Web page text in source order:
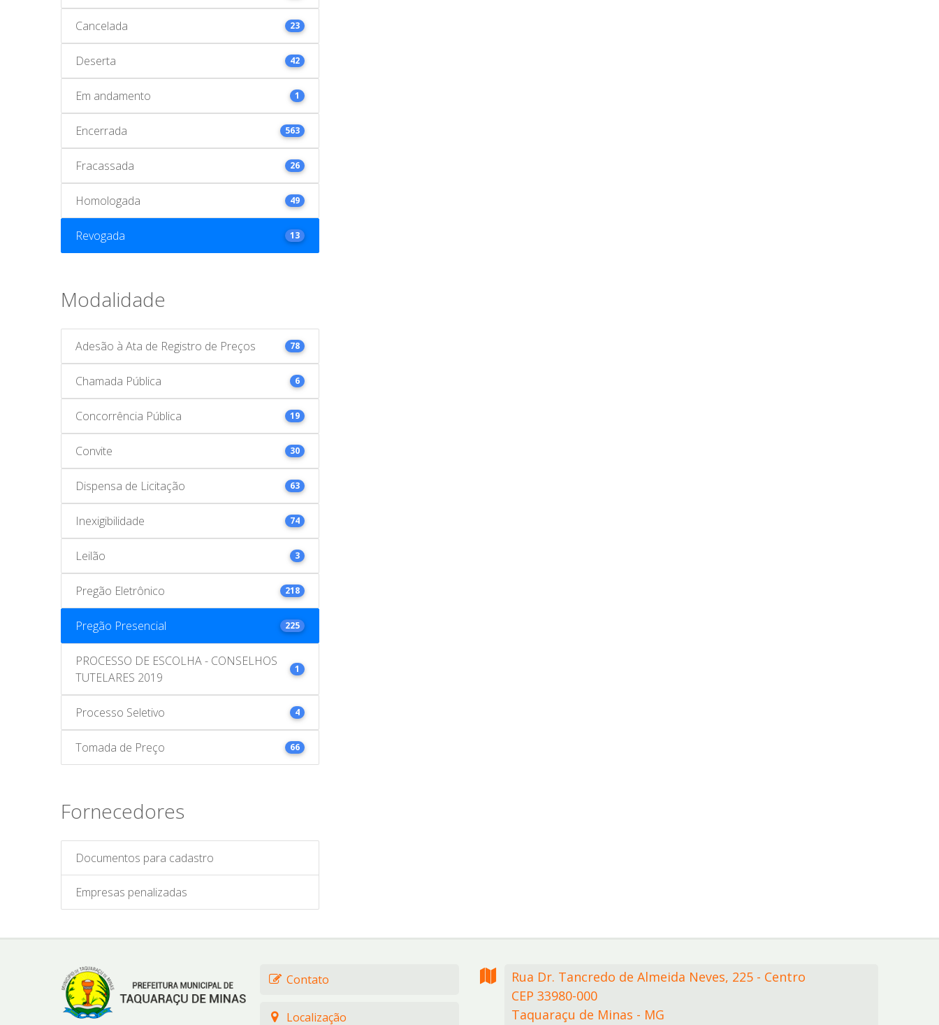
Cancelada 23
Deserta 42
Em andamento 1
Encerrada 563
Fracassada 26
Homologada 49
Revogada 13
Modalidade
Adesão à Ata de Registro de Preços 78
Chamada Pública 6
Concorrência Pública 19
Convite 30
Dispensa de Licitação 63
Inexigibilidade 74
Leilão 3
Pregão Eletrônico 218
Pregão Presencial 225
PROCESSO DE ESCOLHA - CONSELHOS
TUTELARES 2019
1
Processo Seletivo 4
Tomada de Preço 66
Fornecedores
Documentos para cadastro
Empresas penalizadas
Contato
Localização
Rua Dr. Tancredo de Almeida Neves, 225 - Centro
CEP 33980-000
Taquaraçu de Minas - MG